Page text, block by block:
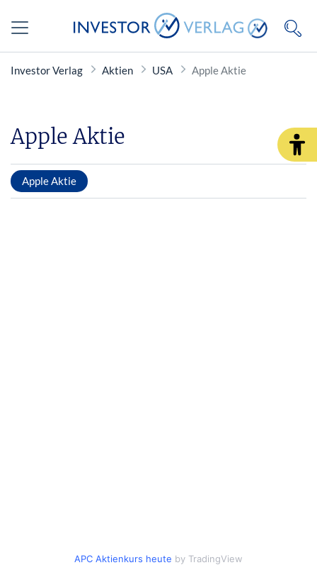
Investor Verlag Aktien USA Apple Aktie
Apple Aktie
Apple Aktie
APC Aktienkurs heute by TradingView